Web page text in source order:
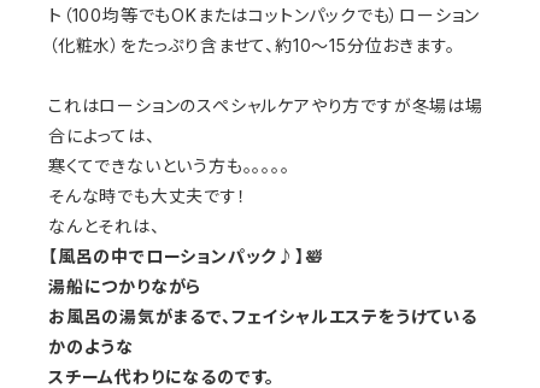
ト（100均等でもOKまたはコットンパックでも）ローション
（化粧水）をたっぷり含ませて、約10～15分位おきます。
これはローションのスペシャルケアやり方ですが冬場は場
合によっては、
寒くてできないという方も。。。。。
そんな時でも大丈夫です！
なんとそれは、
【風呂の中でローションパック♪】🛀
湯船につかりながら
お風呂の湯気がまるで、フェイシャルエステをうけている
かのような
スチーム代わりになるのです。